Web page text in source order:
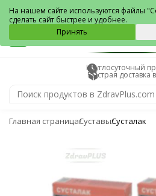
Осинники
Круглосуточный
Быстрая доставка
Главная страницаСуставыСусталак
На нашем сайте используются файлы
сделать сайт быстрее и удобнее.
Принять